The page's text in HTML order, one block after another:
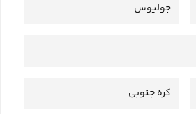
جولیوس
کره جنوبی